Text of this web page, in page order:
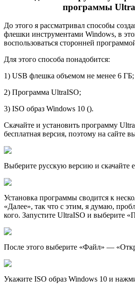
программы
До этого я рассматривал способы
флешки инструментами Windows, в
воспользоваться сторонней
Для этого способа понадобится:
1) USB флешка объемом не менее 6 ГБ;
2) Программа UltraISO;
3) ISO образ Windows 10 ().
Скачайте и установить программу
бесплатная версия, поэтому на сайте
Выберите русскую версию и скачайте
Установка программы сводится к
«Далее», так что с этим, я думаю,
кого. Запустите UltraISO и выберите
После этого выберите «Файл» —
Укажите ISO образ Windows 10 и